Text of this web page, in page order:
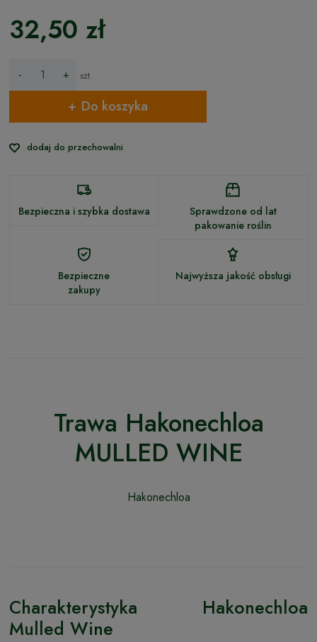
32,50 zł
- + szt.
Do koszyka
dodaj do przechowalni
Bezpieczna i szybka dostawa
Sprawdzone od lat
pakowanie roślin
Bezpieczne
zakupy
Najwyższa jakość obsługi
Trawa Hakonechloa
MULLED WINE
Hakonechloa
Charakterystyka Hakonechloa
Mulled Wine